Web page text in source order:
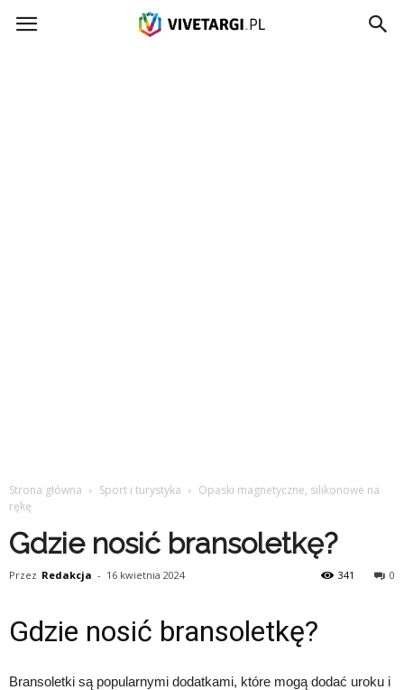
Vivetargi.pl
Strona główna Sport i turystyka
Opaski magnetyczne, silikonowe na
rękę
Gdzie nosić bransoletkę?
Przez Redakcja - 16 kwietnia 2024 0
341
Gdzie nosić bransoletkę?
Bransoletki są popularnymi dodatkami, które mogą dodać uroku i